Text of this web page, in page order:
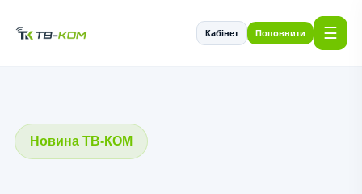
Кабінет Поповнити ☰
Новина ТВ-КОМ